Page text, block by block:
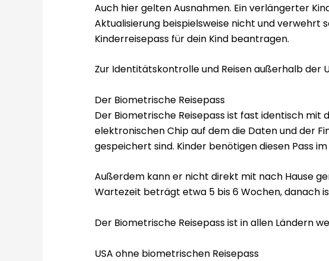
Auch hier gelten Ausnahmen. Ein verlängerter
Aktualisierung beispielsweise nicht und verwehrt
Kinderreisepass für dein Kind beantragen.
Zur Identitätskontrolle und Reisen außerhalb der
Der Biometrische Reisepass
Der Biometrische Reisepass ist fast identisch mit
elektronischen Chip auf dem die Daten und der
gespeichert sind. Kinder benötigen diesen Pass
Außerdem kann er nicht direkt mit nach Hause
Wartezeit beträgt etwa 5 bis 6 Wochen, danach
Der Biometrische Reisepass ist in allen Ländern
USA ohne biometrischen Reisepass